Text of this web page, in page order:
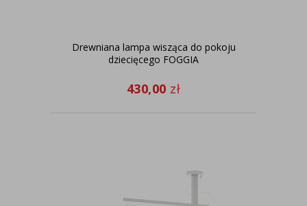
Drewniana lampa wisząca do pokoju
dziecięcego FOGGIA
430,00 zł